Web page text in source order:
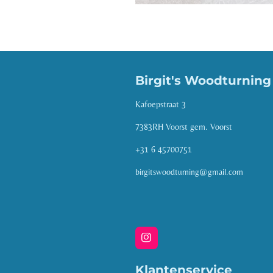
Birgit's
Kafoepstraat 3
7383RH Voorst gem. Voorst
+31 6 45700751
birgitswoodturning@gmail.com
I
n
Klantenservice